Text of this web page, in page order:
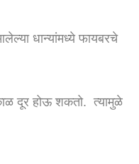
धान्यांमध्ये फायबरचे
दूर होऊ शकतो. त्यामुळे